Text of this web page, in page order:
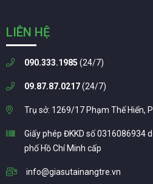
LIÊN HỆ
090.333.1985 (24/7)
09.87.87.0217(24/7)
Trụ sở: 1269/17 Phạm Thế Hiển,
Giấy phép ĐKKD số 0316086934
phố Hồ Chí Minh cấp
info@giasutainangtre.vn